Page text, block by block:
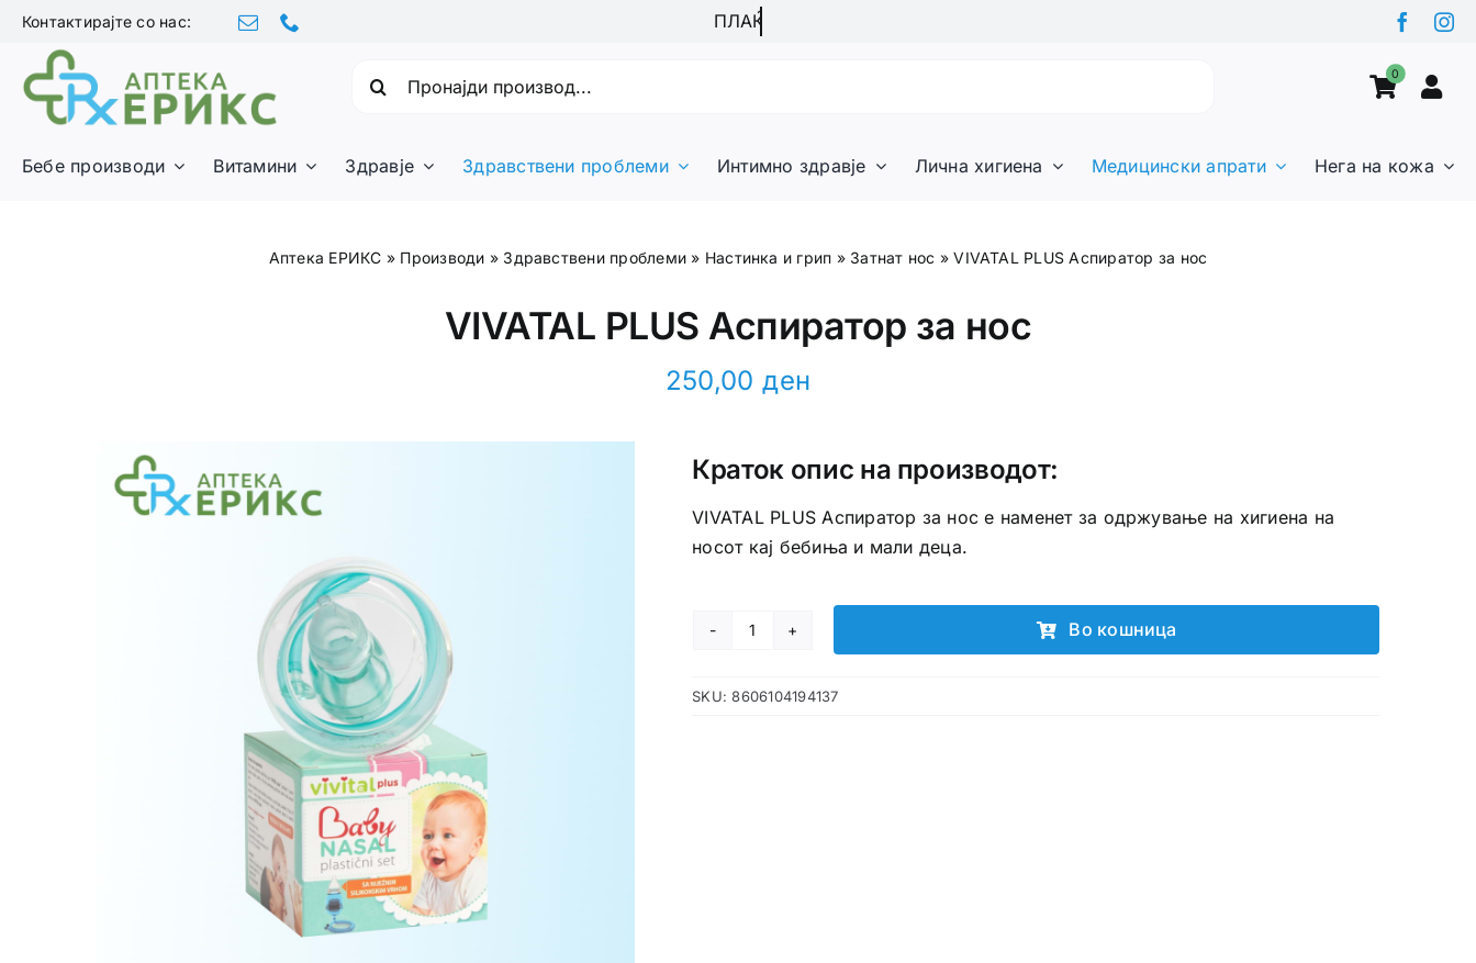
Skip
content
Контактирајте со нас:
0
Бебе производи Витамини Здравје Здравствени проблеми Интимно здравје Лична хигиена Медицински апрати Нега на кожа
Аптека ЕРИКС » Производи » Здравствени проблеми » Настинка и грип » Затнат нос »VIVATAL PLUS Аспиратор за нос
VIVATAL PLUS Аспиратор за нос
250,00ден
Краток опис на производот:
VIVATAL PLUS Аспиратор за нос e наменет за одржување на хигиена на
носот кај бебиња и мали деца.
VIVATAL
Аспиратор
Во кошница
SKU:8606104194137